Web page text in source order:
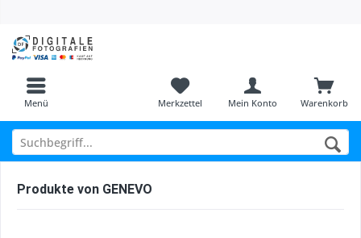
Menü Warenkorb
Merkzettel Mein Konto
Produkte von GENEVO